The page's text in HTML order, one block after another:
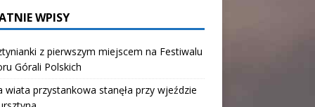
WPISY
z pierwszym miejscem na Festiwalu
Górali Polskich
wiata przystankowa stanęła przy wjeździe